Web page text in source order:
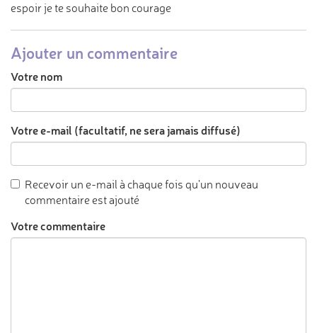
espoir je te souhaite bon courage
Ajouter un commentaire
Votre nom
Votre e-mail (facultatif, ne sera jamais diffusé)
Recevoir un e-mail à chaque fois qu'un nouveau
commentaire est ajouté
Votre commentaire